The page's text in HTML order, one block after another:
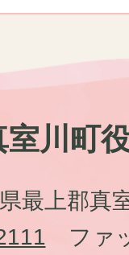
室川町
最上郡真
ファ